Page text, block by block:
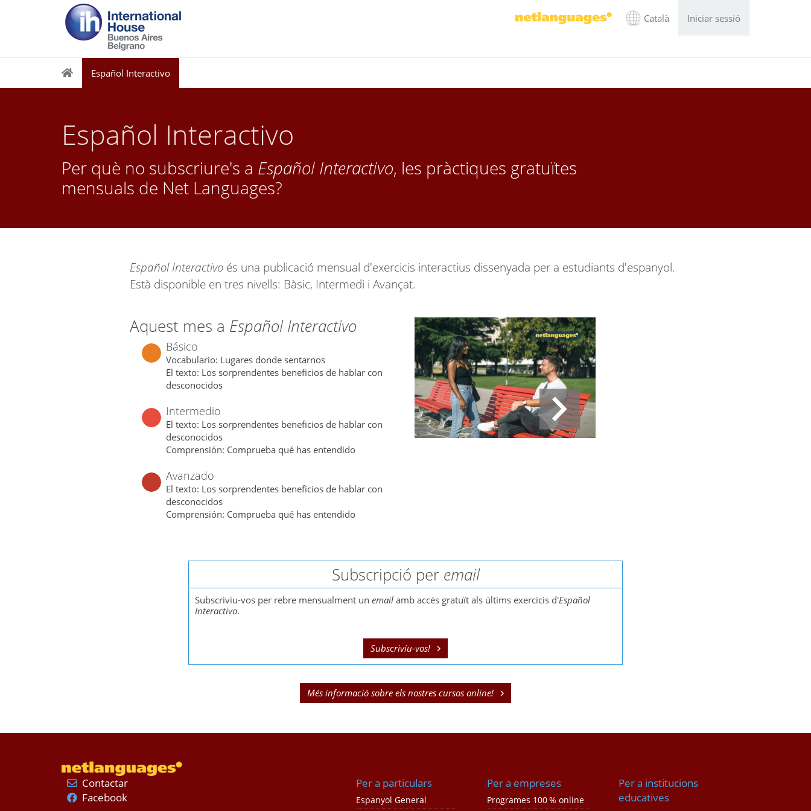
Català Iniciar sessió
Español Interactivo
Español Interactivo
Per què no subscriure's a Español Interactivo, les pràctiques gratuïtes
mensuals de Net Languages?
Español Interactivoés una publicació mensual d'exercicis interactius dissenyada per a estudiants d'espanyol.
Està disponible en tres nivells: Bàsic, Intermedi i Avançat.
Aquest mes a Español Interactivo
Básico
Vocabulario: Lugares donde sentarnos
El texto: Los sorprendentes beneficios de hablar con
desconocidos
Intermedio
El texto: Los sorprendentes beneficios de hablar con
desconocidos
Comprensión: Comprueba qué has entendido
Avanzado
El texto: Los sorprendentes beneficios de hablar con
desconocidos
Comprensión: Comprueba qué has entendido
Subscripció per email
Subscriviu-vos per rebre mensualment un email amb accés gratuït als últims exercicis d'Español
Interactivo.
Subscriviu-vos!
Més informació sobre els nostres cursosonline!
Contactar
Facebook
Per a particulars
Espanyol General
Per a empreses
Programes 100 % online
Per a institucions
educatives